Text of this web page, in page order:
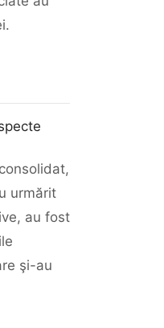
urmărit
au fost
şi-au